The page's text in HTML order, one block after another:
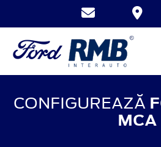
CONFIGUREAZĂ
MCA